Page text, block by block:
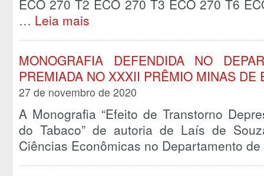
ECO 270 T2 ECO 270 T3 ECO 270 T6
… Leia mais
MONOGRAFIA DEFENDIDA NO
PREMIADA NO XXXII PRÊMIO MINAS DE
27 de novembro de 2020
A Monografia “Efeito de Transtorno
do Tabaco” de autoria de Laís de
Ciências Econômicas no Departamento